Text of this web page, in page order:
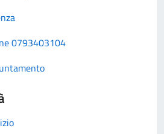
0793403104